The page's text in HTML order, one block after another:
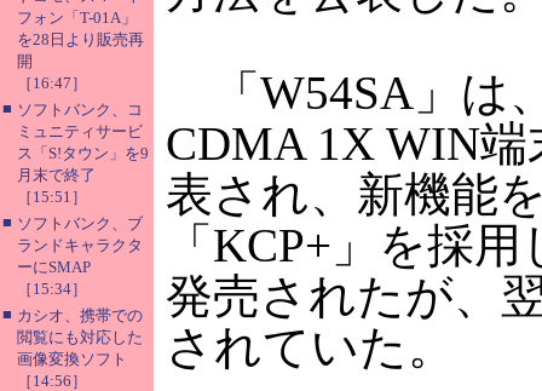
フォン「T-01A」
を28日より販売再
開
［16:47］
■ ソフトバンク、コ
ミュニティサービ
ス「S!タウン」を9
月末で終了
［15:51］
■ ソフトバンク、ブ
ランドキャラクタ
ーにSMAP
［15:34］
■ カシオ、携帯での
閲覧にも対応した
画像変換ソフト
［14:56］
「W54SA」は
CDMA 1X WIN
表され、新機能
「KCP+」を採
発売されたが、
されていた。